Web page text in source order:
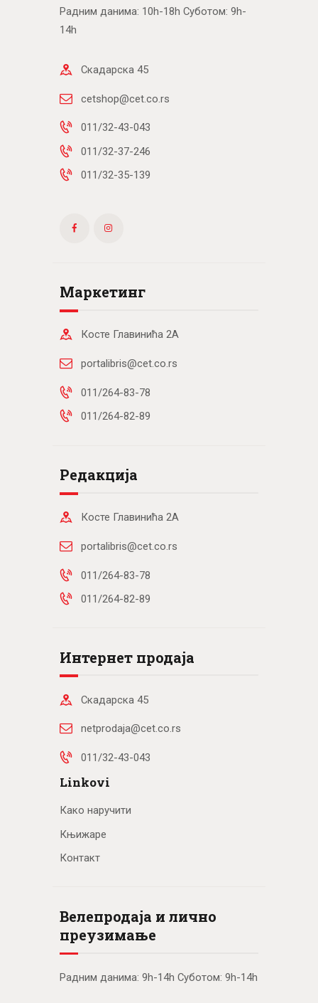
Радним данима: 10h-18h Суботом: 9h-
14h
Скадарска 45
cetshop@cet.co.rs
011/32-43-043
011/32-37-246
011/32-35-139
Маркетинг
Косте Главинића 2А
portalibris@cet.co.rs
011/264-83-78
011/264-82-89
Редакција
Косте Главинића 2А
portalibris@cet.co.rs
011/264-83-78
011/264-82-89
Интернет продаја
Скадарска 45
netprodaja@cet.co.rs
011/32-43-043
Linkovi
Како наручити
Књижаре
Контакт
Велепродаја и лично
преузимање
Радним данима: 9h-14h Суботом: 9h-14h